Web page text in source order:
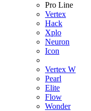
Pro Line
Vertex
Hack
Xplo
Neuron
Icon
Vertex W
Pearl
Elite
Flow
Wonder